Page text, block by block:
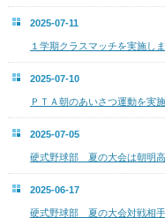
2025-07-11
１学期クラスマッチを実施しま
2025-07-10
ＰＴＡ朝のあいさつ運動を実
2025-07-05
硬式野球部 夏の大会は朝明高
2025-06-17
硬式野球部 夏の大会対戦相手